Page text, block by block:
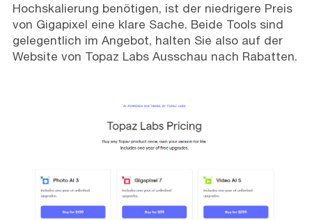
Hochskalierung benötigen, ist der niedrigere Preis
von Gigapixel eine klare Sache. Beide Tools sind
gelegentlich im Angebot, halten Sie also auf der
Website von Topaz Labs Ausschau nach Rabatten.